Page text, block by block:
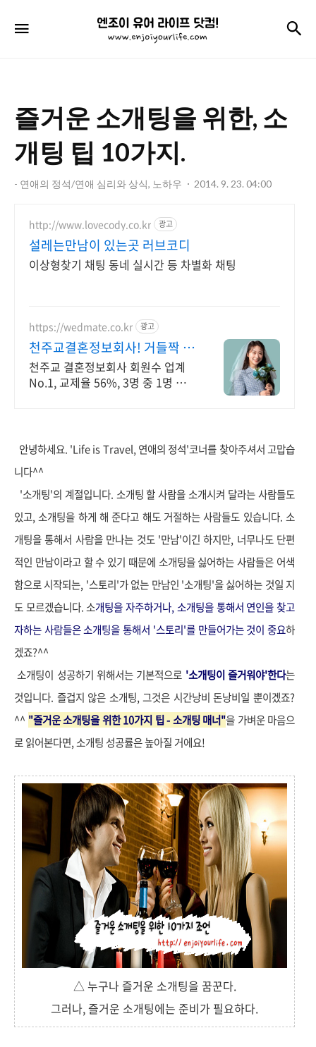
엔
조
어
라
이
프
닷
컴!
즐거운 소개팅을 위한, 소
개팅 팁 10가지.
- 연애의 정석/연애 심리와 상식, 노하우 2014. 9. 23. 04:00
http://www.lovecody.co.kr 광고
설레는만남이 있는곳 러브코디
이상형찾기 채팅 동네 실시간 등 차별화 채팅
https://wedmate.co.kr 광고
천주교결혼정보회사! 거들짝 이
상형 프로필 무료 받아보기
천주교 결혼정보회사 회원수 업계
No.1, 교제율 56%, 3명 중 1명 지
안녕하세요. 'Life is Travel, 연애의 정석'코너를 찾아주셔서 고맙습
니다^^
'소개팅'의 계절입니다. 소개팅 할 사람을 소개시켜 달라는 사람들도
있고, 소개팅을 하게 해 준다고 해도 거절하는 사람들도 있습니다. 소
개팅을 통해서 사람을 만나는 것도 '만남'이긴 하지만, 너무나도 단편
적인 만남이라고 할 수 있기 때문에 소개팅을 싫어하는 사람들은 어색
함으로 시작되는, '스토리'가 없는 만남인 '소개팅'을 싫어하는 것일 지
도 모르겠습니다. 소개팅을 자주하거나, 소개팅을 통해서 연인을 찾고
자하는 사람들은 소개팅을 통해서 '스토리'를 만들어가는 것이 중요하
겠죠?^^
소개팅이 성공하기 위해서는 기본적으로 '소개팅이 즐거워야'한다는
것입니다. 즐겁지 않은 소개팅, 그것은 시간낭비 돈낭비일 뿐이겠죠?
^^ "즐거운 소개팅을 위한 10가지 팁 - 소개팅 매너"을 가벼운 마음으
로 읽어본다면, 소개팅 성공률은 높아질 거에요!
△ 누구나 즐거운 소개팅을 꿈꾼다.
그러나, 즐거운 소개팅에는 준비가 필요하다.